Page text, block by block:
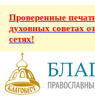
Проверенные
духовных советах
сетях!